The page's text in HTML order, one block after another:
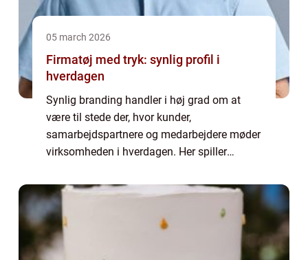
05 march 2026
Firmatøj med tryk: synlig profil i
hverdagen
Synlig branding handler i høj grad om at
være til stede der, hvor kunder,
samarbejdspartnere og medarbejdere møder
virksomheden i hverdagen. Her spiller
umiddelbart tror. Når logo, navn og måske et
budskab...